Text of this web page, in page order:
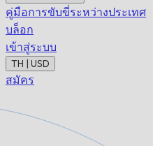
คู่มือการขับขี่ระหว่างประเทศ
บล็อก
เข้าสู่ระบบ
TH | USD
สมัคร